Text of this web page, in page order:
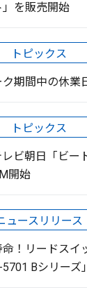
を販売開始
トピックス
期間中の休業
トピックス
ビ朝日「ビー
開始
ュースリリース
！リードスイ
Bシリーズ